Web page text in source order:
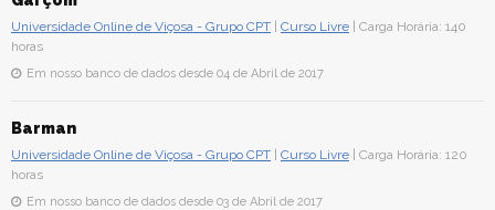
Universidade Online de Viçosa - Grupo CPT Curso Livre | Carga Horária: 140
horas
Em nosso banco de dados desde 04 de Abril de 2017
Barman
Universidade Online de Viçosa - Grupo CPT Curso Livre | Carga Horária: 120
horas
Em nosso banco de dados desde 03 de Abril de 2017